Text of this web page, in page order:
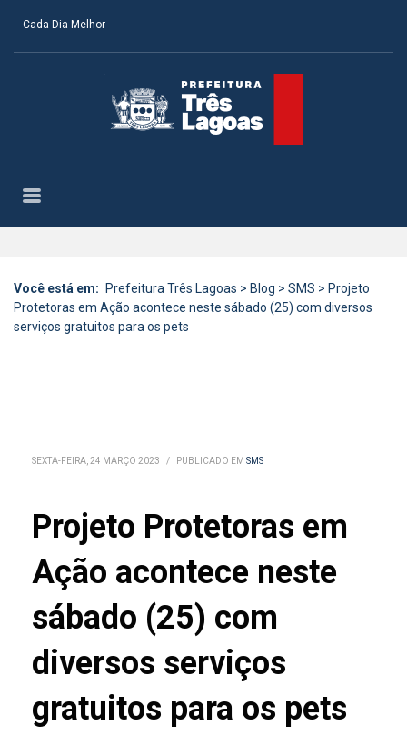
Cada Dia Melhor
Você está em: Prefeitura Três Lagoas > Blog > SMS > Projeto
Protetoras em Ação acontece neste sábado (25) com diversos
serviços gratuitos para os pets
SEXTA-FEIRA, 24 MARÇO 2023 / PUBLICADO EM SMS
Projeto Protetoras em
Ação acontece neste
sábado (25) com
diversos serviços
gratuitos para os pets